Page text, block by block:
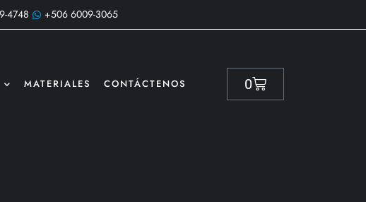
4748 +506 6009-3065
MATERIALES CONTÁCTENOS 0